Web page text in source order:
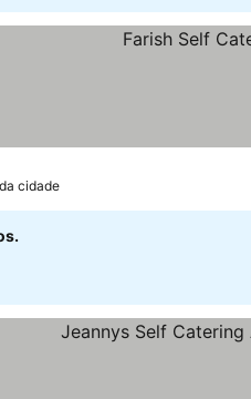
cidade